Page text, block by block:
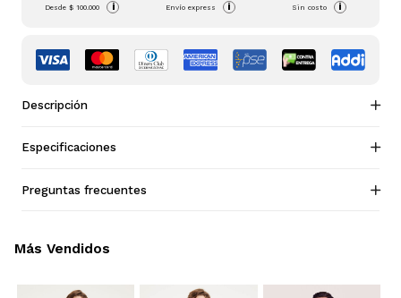
Desde$ 100.000 i Envío express i Sin costo i
Descripción
Especificaciones
Preguntas frecuentes
Más Vendidos